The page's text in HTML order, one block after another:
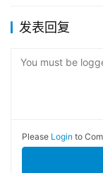
发表回复
You must be
Please Login to